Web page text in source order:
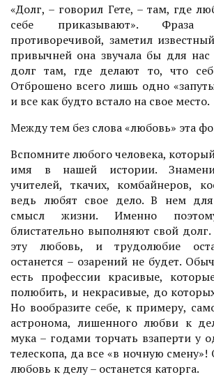
«Долг, – говорил Гете, – там, где
себе приказывают». Фраза
противоречивой, заметил
привычней она звучала бы для
долг там, где делают то, что
Отброшено всего лишь одно
и все как будто встало на свое место.
Между тем без слова «любовь» эта
Вспомните любого человека,
имя в нашей истории.
учителей, ткачих, комбайнеров,
ведь любят свое дело. В нем
смысл жизни. Именно
блистательно выполняют свой
эту любовь, и трудолюбие
останется – озарений не будет.
есть профессии красивые,
полюбить, и некрасивые, до
Но вообразите себе, к примеру,
астронома, лишенного любви к
мука – годами торчать взаперти у
телескопа, да все «в ночную
любовь к делу – останется каторга.